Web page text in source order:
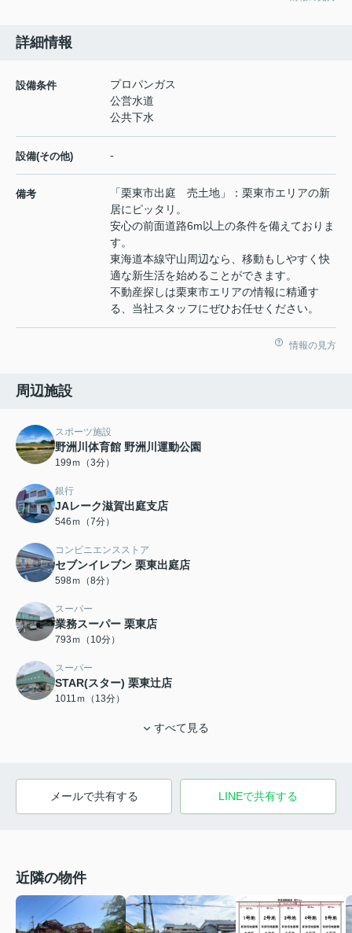
詳細情報
設備条件
プロパンガス
公営水道
公共下水
設備(その他) -
備考
「栗東市出庭 売土地」：栗東市エリアの新
居にピッタリ。
安心の前面道路6m以上の条件を備えておりま
す。
東海道本線守山周辺なら、移動もしやすく快
適な新生活を始めることができます。
不動産探しは栗東市エリアの情報に精通す
る、当社スタッフにぜひお任せください。
情報の見方
周辺施設
スポーツ施設
野洲川体育館 野洲川運動公園
199ｍ（3分）
銀行
JAレーク滋賀出庭支店
546ｍ（7分）
コンビニエンスストア
セブンイレブン 栗東出庭店
598ｍ（8分）
スーパー
業務スーパー 栗東店
793ｍ（10分）
スーパー
STAR(スター) 栗東辻店
1011ｍ（13分）
すべて見る
メールで共有する LINEで共有する
近隣の物件